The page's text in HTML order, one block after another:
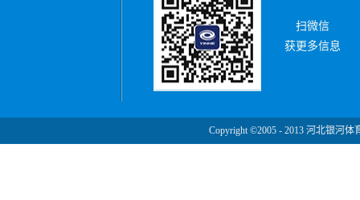
扫微信
获更多信息
Copyright ©2005 - 2013 河北银河体